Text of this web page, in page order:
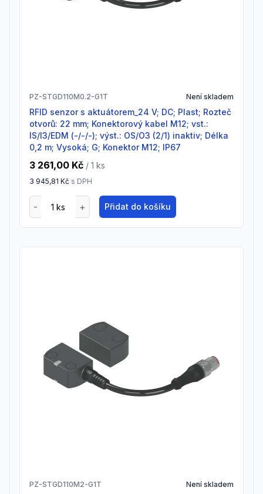
PZ-STGD110M0.2-G1T Není skladem
RFID senzor s aktuátorem_24 V; DC; Plast; Rozteč
otvorů: 22 mm; Konektorový kabel M12; vst.:
IS/I3/EDM (-/-/-); výst.: OS/O3 (2/1) inaktiv; Délka
0,2 m; Vysoká; G; Konektor M12; IP67
3 261,00 Kč / 1 ks
3 945,81 Kč s DPH
Přidat do košíku
PZ-STGD110M2-G1T Není skladem